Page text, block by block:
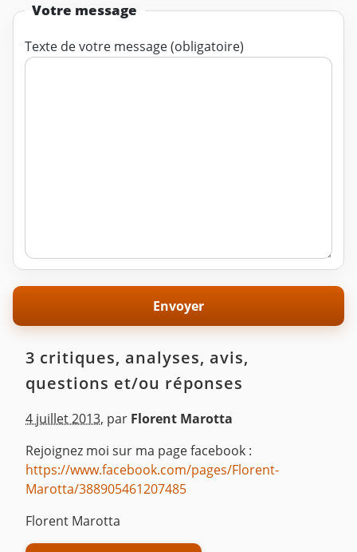
Votre message
Texte de votre message (obligatoire)
3 critiques, analyses, avis,
questions et/ou réponses
4 juillet 2013, par Florent Marotta
Rejoignez moi sur ma page facebook :
https://www.facebook.com/pages/Florent-
Marotta/388905461207485
Florent Marotta